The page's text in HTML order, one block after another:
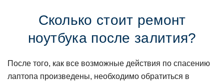
Сколько стоит ремонт
ноутбука после залития?
После того, как все возможные действия по спасению
лаптопа произведены, необходимо обратиться в